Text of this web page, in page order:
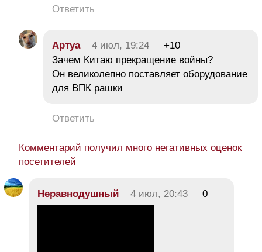
Ответить
Aртуа 4 июл, 19:24
+10
Зачем Китаю прекращение войны?
Он великолепно поставляет оборудование
для ВПК рашки
Ответить
Комментарий получил много негативных оценок
посетителей
Неравнодушный 4 июл, 20:43 0